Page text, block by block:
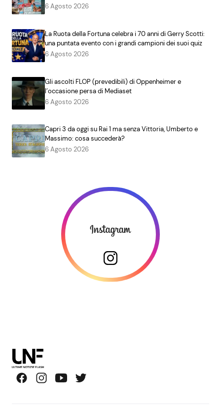
6 Agosto 2026
La Ruota della Fortuna celebra i 70 anni di Gerry Scotti:
una puntata evento con i grandi campioni dei suoi quiz
6 Agosto 2026
Gli ascolti FLOP (prevedibili) di Oppenheimer e
l’occasione persa di Mediaset
6 Agosto 2026
Capri 3 da oggi su Rai 1 ma senza Vittoria, Umberto e
Massimo: cosa succederà?
6 Agosto 2026